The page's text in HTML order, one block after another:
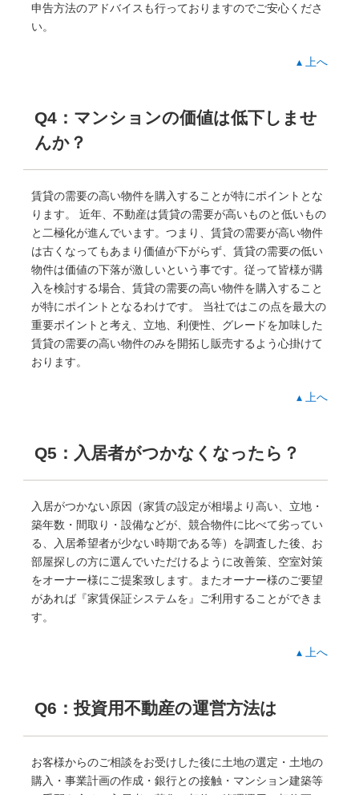
申告方法のアドバイスも行っておりますのでご安心くださ
い。
▴ 上へ
Q4：マンションの価値は低下しませ
んか？
賃貸の需要の高い物件を購入することが特にポイントとな
ります。 近年、不動産は賃貸の需要が高いものと低いもの
と二極化が進んでいます。つまり、賃貸の需要が高い物件
は古くなってもあまり価値が下がらず、賃貸の需要の低い
物件は価値の下落が激しいという事です。従って皆様が購
入を検討する場合、賃貸の需要の高い物件を購入すること
が特にポイントとなるわけです。 当社ではこの点を最大の
重要ポイントと考え、立地、利便性、グレードを加味した
賃貸の需要の高い物件のみを開拓し販売するよう心掛けて
おります。
▴ 上へ
Q5：入居者がつかなくなったら？
入居がつかない原因（家賃の設定が相場より高い、立地・
築年数・間取り・設備などが、競合物件に比べて劣ってい
る、入居希望者が少ない時期である等）を調査した後、お
部屋探しの方に選んでいただけるように改善策、空室対策
をオーナー様にご提案致します。またオーナー様のご要望
があれば『家賃保証システムを』ご利用することができま
す。
▴ 上へ
Q6：投資用不動産の運営方法は
お客様からのご相談をお受けした後に土地の選定・土地の
購入・事業計画の作成・銀行との接触・マンション建築等